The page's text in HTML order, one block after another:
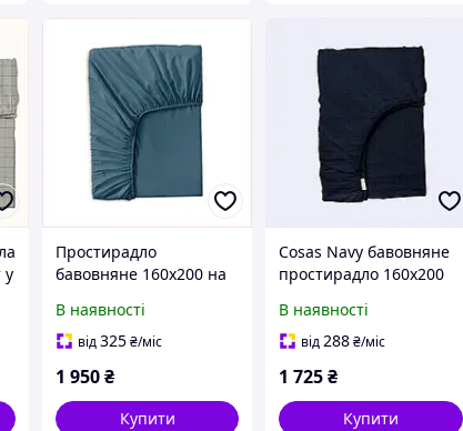
у
Простирадло
бавовняне 160х200 на
85H67P31A6
В наявності
від325₴/міс
1 950₴
Купити
Cosas Navy бавовняне
простирадло 160х200
8567HM604
В наявності
від288₴/міс
1 725₴
Купити